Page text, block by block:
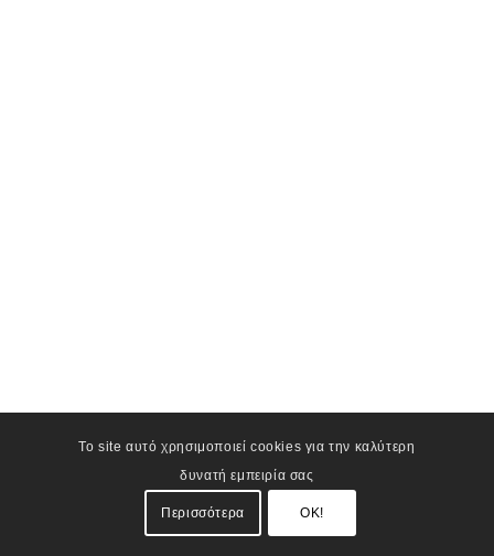
Το site αυτό χρησιμοποιεί cookies για την καλύτερη
δυνατή εμπειρία σας
Περισσότερα OK!